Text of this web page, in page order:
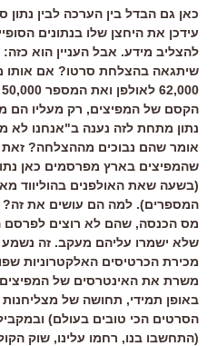
כאן גם הבדל בין הערכה לבין נתון
עידכן את היחצן שלו בנתונים
להצליב מידע. אבל העניין הוא
שיתגאה בהצלחת סרטו? אם אותו
הקסם של המפיצים, רק מעליו הם
נתון מתחת לזה נענה ב"אנחנו
אומר שהם נבוכים מההצלחה?
שהמפיצים בארץ מפרסמים כאן
(בשעה שאת האולפנים בהוליווד
המספרים). למה הם עושים את
מס הכנסה, שהם לא רוצים לפרסם
שלא ישמרו עליהם מעקב. זה
מכירת הכרטיסים האלקטרוניות
משרת את האינטרסים של המפיצים
באופן תמידי, תחושה של
הסרטים הכי טובים בעולם)
(התחשבו בנו, רחמו עלינו, שוק